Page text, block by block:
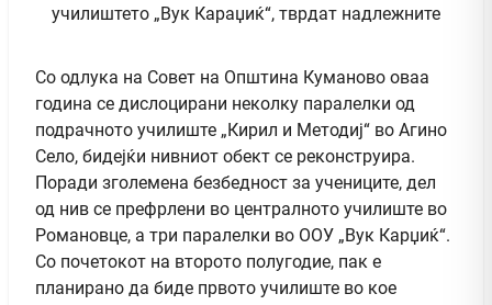
Со одлука на Совет на Општина Куманово оваа
година се дислоцирани неколку паралелки од
подрачното училиште „Кирил и Методиј“ во Агино
Село, бидејќи нивниот обект се реконструира.
Поради зголемена безбедност за учениците, дел
од нив се префрлени во централното училиште во
Романовце, а три паралелки во ООУ „Вук Карџиќ“.
Со почетокот на второто полугодие, пак е
планирано да биде првото училиште во кое